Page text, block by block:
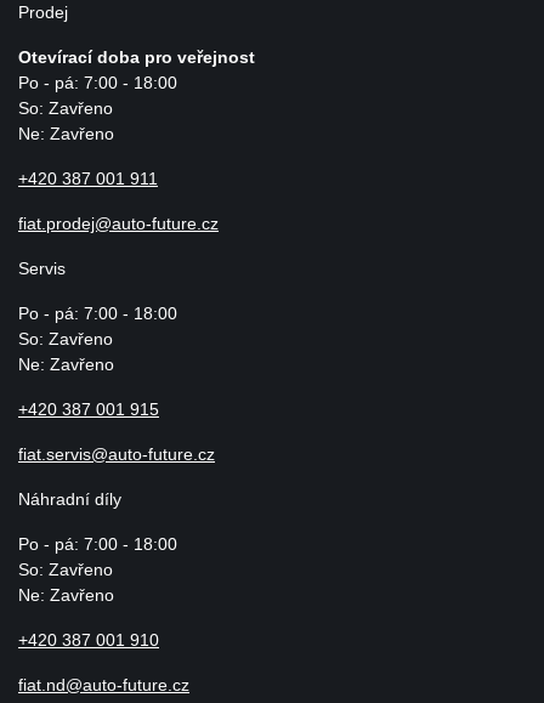
Prodej
Otevírací doba pro veřejnost
Po - pá: 7:00 - 18:00
So: Zavřeno
Ne: Zavřeno
+420 387 001 911
fiat.prodej@auto-future.cz
Servis
Po - pá: 7:00 - 18:00
So: Zavřeno
Ne: Zavřeno
+420 387 001 915
fiat.servis@auto-future.cz
Náhradní díly
Po - pá: 7:00 - 18:00
So: Zavřeno
Ne: Zavřeno
+420 387 001 910
fiat.nd@auto-future.cz